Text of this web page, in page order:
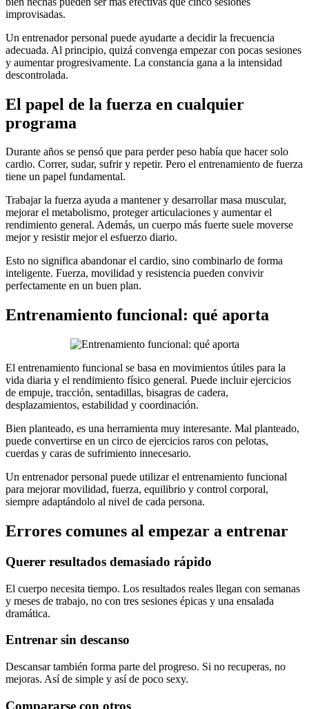
improvisadas.
Un entrenador personal puede ayudarte a decidir la frecuencia
adecuada. Al principio, quizá convenga empezar con pocas sesiones
y aumentar progresivamente. La constancia gana a la intensidad
descontrolada.
El papel de la fuerza en cualquier
programa
Durante años se pensó que para perder peso había que hacer solo
cardio. Correr, sudar, sufrir y repetir. Pero el entrenamiento de fuerza
tiene un papel fundamental.
Trabajar la fuerza ayuda a mantener y desarrollar masa muscular,
mejorar el metabolismo, proteger articulaciones y aumentar el
rendimiento general. Además, un cuerpo más fuerte suele moverse
mejor y resistir mejor el esfuerzo diario.
Esto no significa abandonar el cardio, sino combinarlo de forma
inteligente. Fuerza, movilidad y resistencia pueden convivir
perfectamente en un buen plan.
Entrenamiento funcional: qué aporta
El entrenamiento funcional se basa en movimientos útiles para la
vida diaria y el rendimiento físico general. Puede incluir ejercicios
de empuje, tracción, sentadillas, bisagras de cadera,
desplazamientos, estabilidad y coordinación.
Bien planteado, es una herramienta muy interesante. Mal planteado,
puede convertirse en un circo de ejercicios raros con pelotas,
cuerdas y caras de sufrimiento innecesario.
Un entrenador personal puede utilizar el entrenamiento funcional
para mejorar movilidad, fuerza, equilibrio y control corporal,
siempre adaptándolo al nivel de cada persona.
Errores comunes al empezar a entrenar
Querer resultados demasiado rápido
El cuerpo necesita tiempo. Los resultados reales llegan con semanas
y meses de trabajo, no con tres sesiones épicas y una ensalada
dramática.
Entrenar sin descanso
Descansar también forma parte del progreso. Si no recuperas, no
mejoras. Así de simple y así de poco sexy.
Compararse con otros